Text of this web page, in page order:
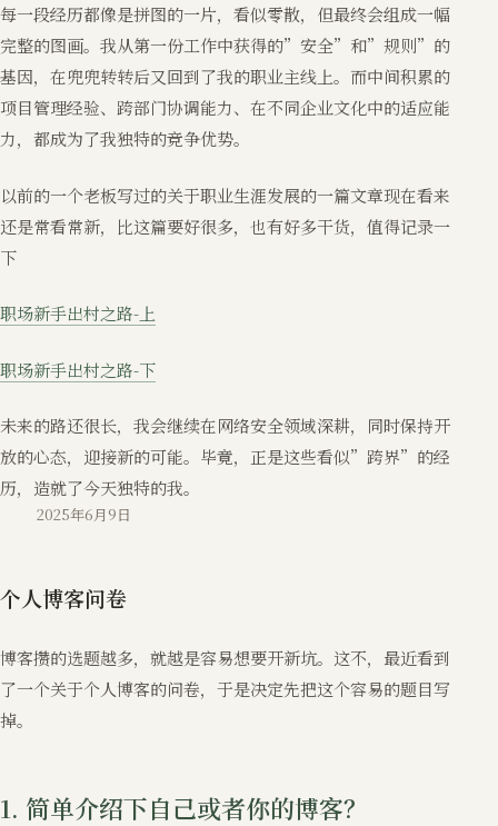
每一段经历都像是拼图的一片，看似零散，但最终会组成一幅
完整的图画。我从第一份工作中获得的”安全”和”规则”的
基因，在兜兜转转后又回到了我的职业主线上。而中间积累的
项目管理经验、跨部门协调能力、在不同企业文化中的适应能
力，都成为了我独特的竞争优势。
以前的一个老板写过的关于职业生涯发展的一篇文章现在看来
还是常看常新，比这篇要好很多，也有好多干货，值得记录一
下
职场新手出村之路-上
职场新手出村之路-下
未来的路还很长，我会继续在网络安全领域深耕，同时保持开
放的心态，迎接新的可能。毕竟，正是这些看似”跨界”的经
历，造就了今天独特的我。
2025年6月9日
个人博客问卷
博客攒的选题越多，就越是容易想要开新坑。这不，最近看到
了一个关于个人博客的问卷，于是决定先把这个容易的题目写
掉。
1. 简单介绍下自己或者你的博客？